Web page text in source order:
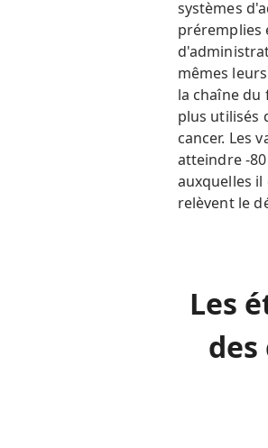
systèmes
préremplies
mêmes
la chaîne
plus utilisés
cancer. Les
atteindre -
auxquelles
relèvent le
Les